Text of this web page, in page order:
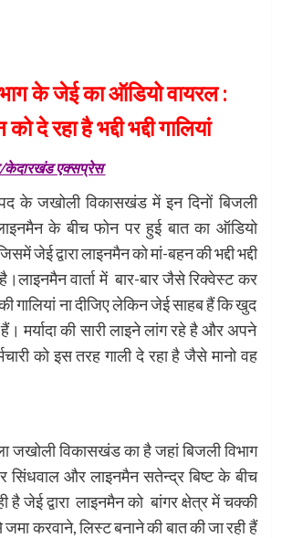
के जेई का ऑडियो वायरल :
दे रहा है भद्दी भद्दी गालियां
केदारखंड एक्सप्रेस
के जखोली विकासखंड में इन दिनों बिजली
के बीच फोन पर हुई बात का ऑडियो
जेई द्वारा लाइनमैन को मां-बहन की भद्दी भद्दी
है।लाइनमैन वार्ता में बार-बार जैसे रिक्वेस्ट कर
गालियां ना दीजिए लेकिन जेई साहब हैं कि खुद
मर्यादा की सारी लाइने लांग रहे है और अपने
को इस तरह गाली दे रहा है जैसे मानो वह
जखोली विकासखंड का है जहां बिजली विभाग
सिंधवाल और लाइनमैन सतेन्द्र बिष्ट के बीच
है जेई द्वारा लाइनमैन को बांगर क्षेत्र में चक्की
करवाने, लिस्ट बनाने की बात की जा रही हैं